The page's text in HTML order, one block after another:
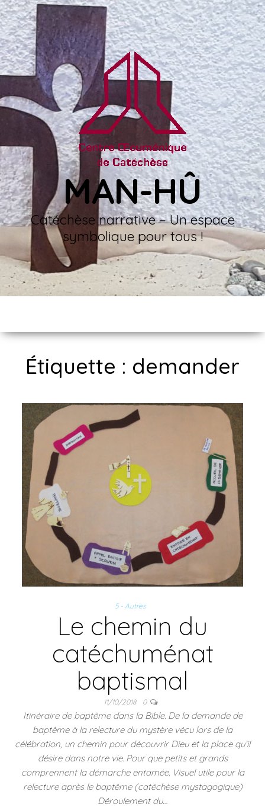
MAN-HÛ
Catéchèse narrative – Un espace
symbolique pour tous !
Étiquette : demander
5 - Autres
Le chemin du
catéchuménat
baptismal
11/10/2018 0
Itinéraire de baptême dans la Bible. De la demande de
baptême à la relecture du mystère vécu lors de la
célébration, un chemin pour découvrir Dieu et la place qu’il
désire dans notre vie. Pour que petits et grands
comprennent la démarche entamée. Visuel utile pour la
relecture après le baptême (catéchèse mystagogique)
Déroulement du…